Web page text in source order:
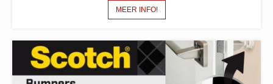
MEER INFO!